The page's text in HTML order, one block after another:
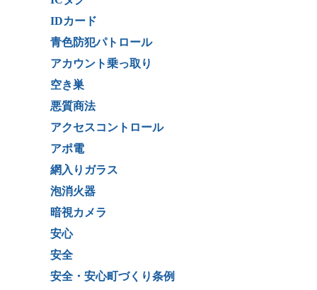
IDカード
青色防犯パトロール
アカウント乗っ取り
空き巣
悪質商法
アクセスコントロール
アポ電
網入りガラス
泡消火器
暗視カメラ
安心
安全
安全・安心町づくり条例